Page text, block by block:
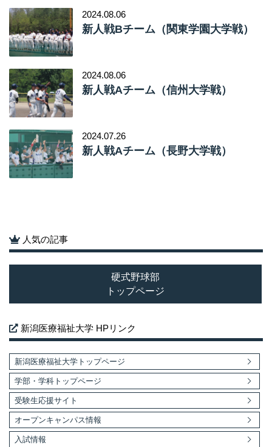
2024.08.06
新人戦Bチーム（関東学園大学戦）
2024.08.06
新人戦Aチーム（信州大学戦）
2024.07.26
新人戦Aチーム（長野大学戦）
人気の記事
硬式野球部
トップページ
新潟医療福祉大学 HPリンク
新潟医療福祉大学トップページ
学部・学科トップページ
受験生応援サイト
オープンキャンパス情報
入試情報